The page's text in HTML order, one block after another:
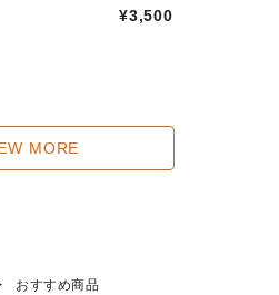
¥3,500
MORE
おすすめ商品